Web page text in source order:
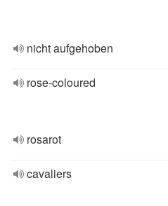
nicht aufgehoben
rose-coloured
rosarot
cavaliers